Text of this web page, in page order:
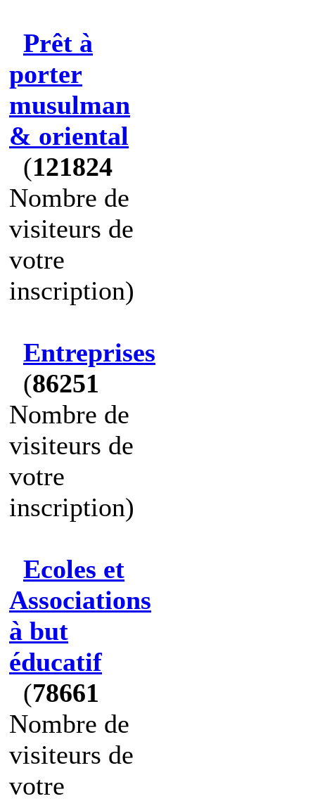
Prêt à
porter
musulman
& oriental
(121824
Nombre de
visiteurs de
votre
inscription)
Entreprises
(86251
Nombre de
visiteurs de
votre
inscription)
Ecoles et
Associations
à but
éducatif
(78661
Nombre de
visiteurs de
votre